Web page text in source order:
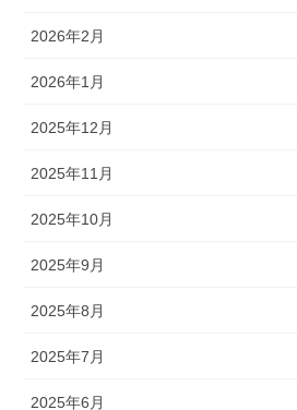
2026年2月
2026年1月
2025年12月
2025年11月
2025年10月
2025年9月
2025年8月
2025年7月
2025年6月